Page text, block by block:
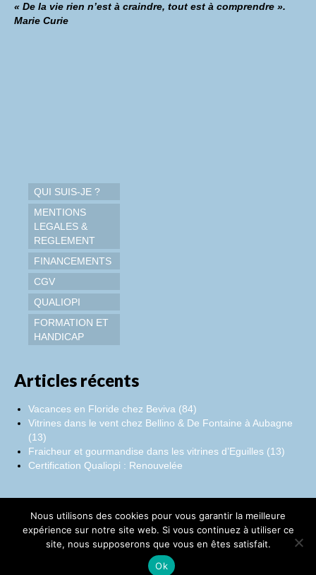
« De la vie rien n’est à craindre, tout est à comprendre ».
Marie Curie
QUI SUIS-JE ?
MENTIONS
LEGALES &
REGLEMENT
FINANCEMENTS
CGV
QUALIOPI
FORMATION ET
HANDICAP
Articles récents
Vacances en Floride chez Beviva (84)
Vitrines dans le vent chez Bellino & De Fontaine à Aubagne
(13)
Fraicheur et gourmandise dans les vitrines d’Eguilles (13)
Certification Qualiopi : Renouvelée
Facebook
Instagram
LinkedIn
Nous utilisons des cookies pour vous garantir la meilleure
expérience sur notre site web. Si vous continuez à utiliser ce
site, nous supposerons que vous en êtes satisfait.
Ok